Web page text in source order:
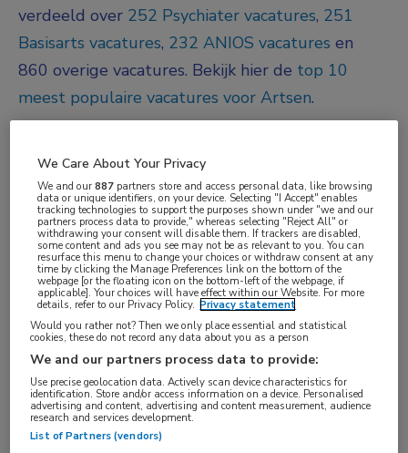
verdeeld over 252 Psychiater vacatures, 251
Basisarts vacatures, 232 ANIOS vacatures en
860 overige vacatures. Bekijk hier de top 10
meest populaire vacatures voor Artsen.
We hebben866vacatures voor je gevonden
31-07-2026
Operatieassistent Uitgelicht
Soap Clinics, Rotterdam
FUNCTIE
BRANCHE
Zelfstandige kliniek
OPLEIDINGSNIVEAU
We Care About Your Privacy
We and our887 partners store and access personal data, like browsing
data or unique identifiers, on your device. Selecting "I Accept" enables
tracking technologies to support the purposes shown under "we and our
partners process data to provide," whereas selecting "Reject All" or
withdrawing your consent will disable them. If trackers are disabled,
some content and ads you see may not be as relevant to you. You can
resurface this menu to change your choices or withdraw consent at any
time by clicking the Manage Preferences link on the bottom of the
webpage [or the floating icon on the bottom-left of the webpage, if
applicable]. Your choices will have effect within our Website. For more
details, refer to our Privacy Policy. Privacy statement
Would you rather not? Then we only place essential and statistical
cookies, these do not record any data about you as a person
We and our partners process data to provide:
Use precise geolocation data. Actively scan device characteristics for
identification. Store and/or access information on a device. Personalised
advertising and content, advertising and content measurement, audience
research and services development.
List of Partners (vendors)